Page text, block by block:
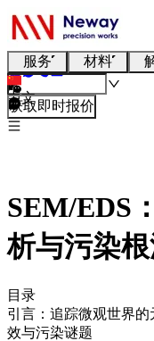
服务 材料
中文
获取即时报价
SEM/EDS
析与污染
目录
引言：追踪微观世界
效与污染谜题